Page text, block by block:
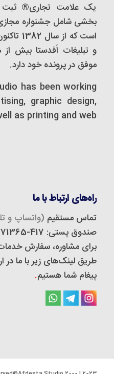
یک علامت تجاری®
بخشی شامل جشنواره
است که
موفق در پرونده خود دارد.
has been working
graphic design,
as printing and web
راه‌های ارتباط با ما
تماس مستقیم (واتساپ و
صندوق پستی: 417-71365
برای مشاوره، سفارش خدمات
طریق لینک‌های زیر با ما در
پیغام شما هستیم.